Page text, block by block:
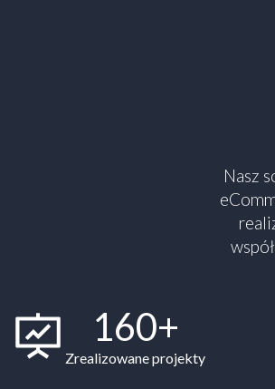
Nasz
160+
Zrealizowane projekty